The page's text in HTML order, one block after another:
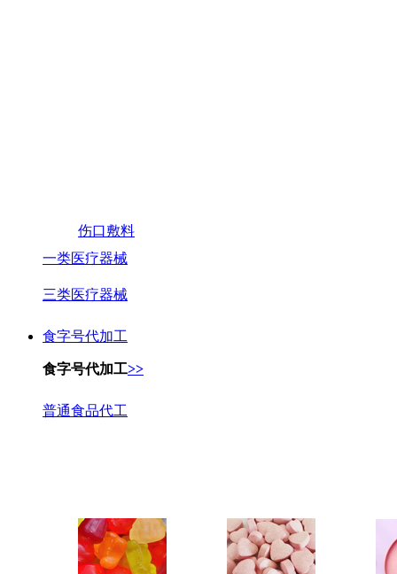
伤口敷料
一类医疗器械
三类医疗器械
食字号代加工
食字号代加工>>
普通食品代工